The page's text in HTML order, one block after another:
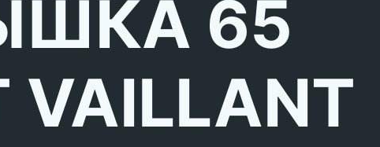
65
VAILLANT